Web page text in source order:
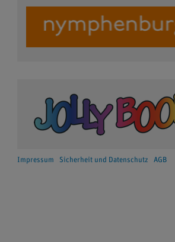
Impressum Sicherheit und Datenschutz AGB